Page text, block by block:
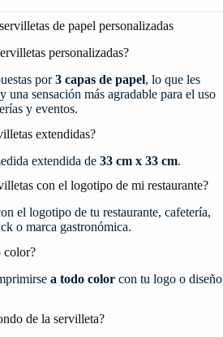
de papel personalizadas
personalizadas?
por3 capas de papel, lo que les
una sensación más agradable para el uso
y eventos.
extendidas?
extendida de 33 cm x 33 cm.
con el logotipo de mi restaurante?
el logotipo de tu restaurante, cafetería,
o marca gastronómica.
color?
a todo color con tu logo o diseño
de la servilleta?